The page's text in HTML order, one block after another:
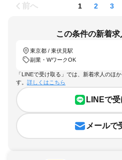
前へ 1 2 3
この条件の新着
東京都 / 東伏見駅
副業・WワークOK
「LINEで受け取る」では、新着求人のほ
す。 詳しくはこちら
LINEで
メールで